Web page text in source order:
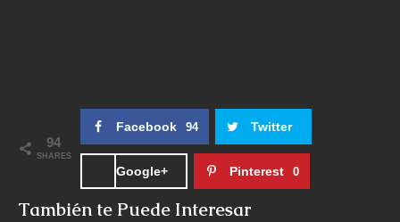
94
SHARES
Facebook 94 Twitter
Google+ Pinterest 0
También te Puede Interesar